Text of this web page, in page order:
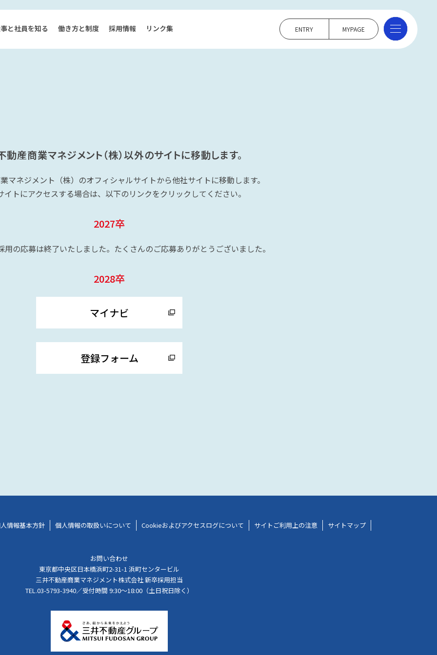
と社員を知る 働き方と制度 採用情報 リンク集 ENTRY MYPAGE
動産商業マネジメント（株）以外のサイトに移動します。
マネジメント（株）のオフィシャルサイトから他社サイトに移動します。
イトにアクセスする場合は、以下のリンクをクリックしてください。
2027卒
用の応募は終了いたしました。たくさんのご応募ありがとうございました。
2028卒
マイナビ
登録フォーム
情報基本方針 個人情報の取扱いについて Cookieおよびアクセスログについて サイトご利用上の注意 サイトマップ
お問い合わせ
東京都中央区日本橋浜町2-31-1 浜町センタービル
三井不動産商業マネジメント株式会社 新卒採用担当
TEL.03-5793-3940／受付時間 9:30〜18:00（土日祝日除く）